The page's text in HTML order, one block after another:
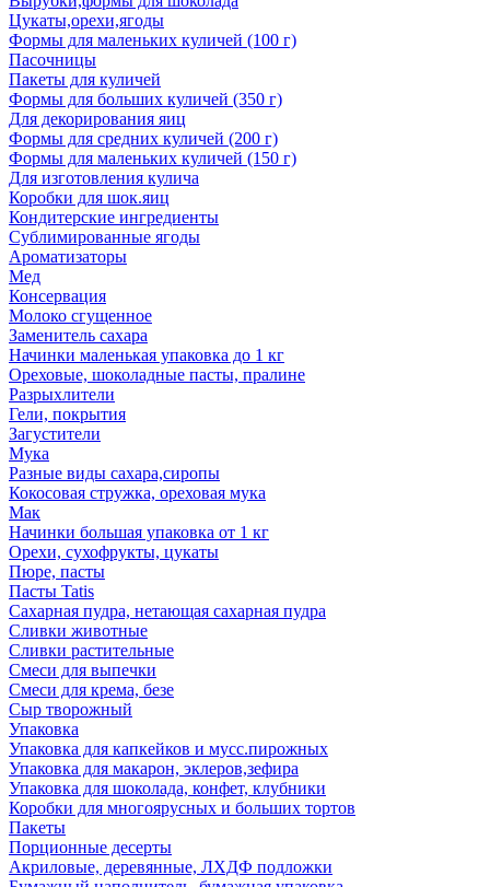
Цукаты,орехи,ягоды
Формы для маленьких куличей (100 г)
Пасочницы
Пакеты для куличей
Формы для больших куличей (350 г)
Для декорирования яиц
Формы для средних куличей (200 г)
Формы для маленьких куличей (150 г)
Для изготовления кулича
Коробки для шок.яиц
Кондитерские ингредиенты
Сублимированные ягоды
Ароматизаторы
Мед
Консервация
Молоко сгущенное
Заменитель сахара
Начинки маленькая упаковка до 1 кг
Ореховые, шоколадные пасты, пралине
Разрыхлители
Гели, покрытия
Загустители
Мука
Разные виды сахара,сиропы
Кокосовая стружка, ореховая мука
Мак
Начинки большая упаковка от 1 кг
Орехи, сухофрукты, цукаты
Пюре, пасты
Пасты Tatis
Сахарная пудра, нетающая сахарная пудра
Сливки животные
Сливки растительные
Смеси для выпечки
Смеси для крема, безе
Сыр творожный
Упаковка
Упаковка для капкейков и мусс.пирожных
Упаковка для макарон, эклеров,зефира
Упаковка для шоколада, конфет, клубники
Коробки для многоярусных и больших тортов
Пакеты
Порционные десерты
Акриловые, деревянные, ЛХДФ подложки